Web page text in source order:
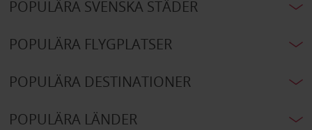
POPULÄRA SVENSKA STÄDER
POPULÄRA FLYGPLATSER
POPULÄRA DESTINATIONER
POPULÄRA LÄNDER